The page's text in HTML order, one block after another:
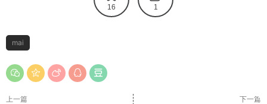
16 1
mai
上一篇 下一篇